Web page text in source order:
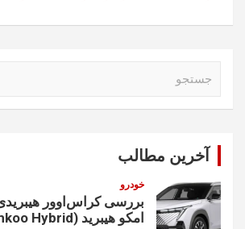
آخرین مطالب
خودرو
بررسی کراس‌اوور
امکو هیبرید (GAC Emkoo Hybrid)